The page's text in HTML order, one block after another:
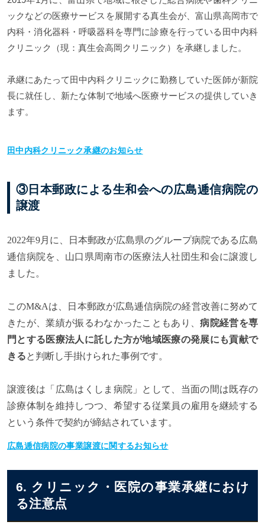
ックなどの医療サービスを展開する真生会が、富山県高岡市で
内科・消化器科・呼吸器科を専門に診療を行っている田中内科
クリニック（現：真生会高岡クリニック）を承継しました。
承継にあたって田中内科クリニックに勤務していた医師が新院
長に就任し、新たな体制で地域へ医療サービスの提供していき
ます。
田中内科クリニック承継のお知らせ
③日本郵政による生和会への広島逓信病院の
譲渡
2022年9月に、日本郵政が広島県のグループ病院である広島
逓信病院を、山口県周南市の医療法人社団生和会に譲渡し
ました。
このM&Aは、日本郵政が広島逓信病院の経営改善に努めて
きたが、業績が振るわなかったこともあり、病院経営を専
門とする医療法人に託した方が地域医療の発展にも貢献で
きると判断し手掛けられた事例です。
譲渡後は「広島はくしま病院」として、当面の間は既存の
診療体制を維持しつつ、希望する従業員の雇用を継続する
という条件で契約が締結されています。
広島逓信病院の事業譲渡に関するお知らせ
6. クリニック・医院の事業承継におけ
る注意点